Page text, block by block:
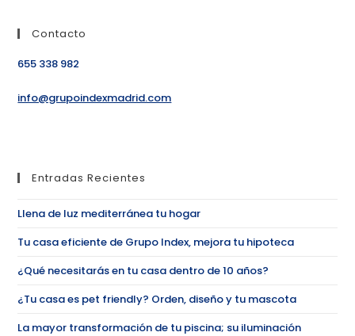
Contacto
655 338 982
info@grupoindexmadrid.com
Entradas Recientes
Llena de luz mediterránea tu hogar
Tu casa eficiente de Grupo Index, mejora tu hipoteca
¿Qué necesitarás en tu casa dentro de 10 años?
¿Tu casa es pet friendly? Orden, diseño y tu mascota
La mayor transformación de tu piscina; su iluminación